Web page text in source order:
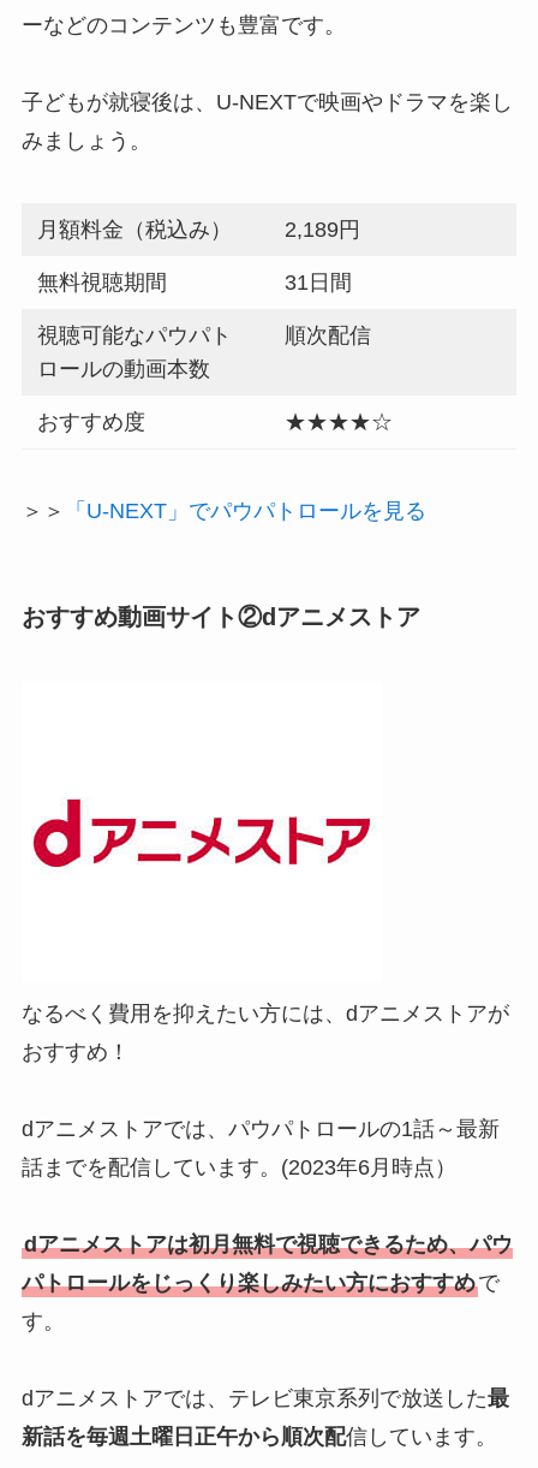
ーなどのコンテンツも豊富です。
子どもが就寝後は、U-NEXTで映画やドラマを楽し
みましょう。
月額料金（税込み） 2,189円
無料視聴期間 31日間
視聴可能なパウパト
ロールの動画本数
順次配信
おすすめ度 ★★★★☆
＞＞ 「U-NEXT」でパウパトロールを見る
おすすめ動画サイト②dアニメストア
なるべく費用を抑えたい方には、dアニメストアが
おすすめ！
dアニメストアでは、パウパトロールの1話～最新
話までを配信しています。(2023年6月時点）
dアニメストアは初月無料で視聴できるため、パウ
パトロールをじっくり楽しみたい方におすすめで
す。
dアニメストアでは、テレビ東京系列で放送した最
新話を毎週土曜日正午から順次配信しています。